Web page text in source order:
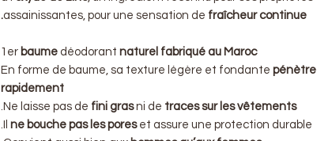
assainissantes, pour une sensation de fraîcheur continue.
1er baume déodorant naturel fabriqué au Maroc
En forme de baume, sa texture légère et fondante pénètre
rapidement
Ne laisse pas de fini grasni de traces sur les vêtements
Il ne bouche pas les poreset assure une protection durable.